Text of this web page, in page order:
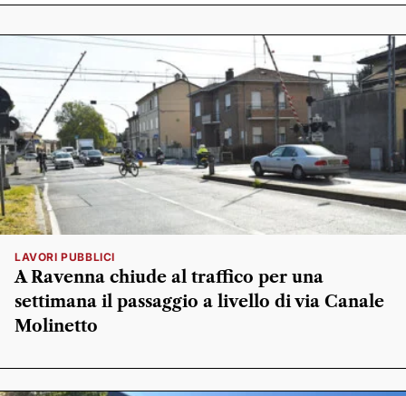
LAVORI PUBBLICI
A Ravenna chiude al traffico per una
settimana il passaggio a livello di via Canale
Molinetto